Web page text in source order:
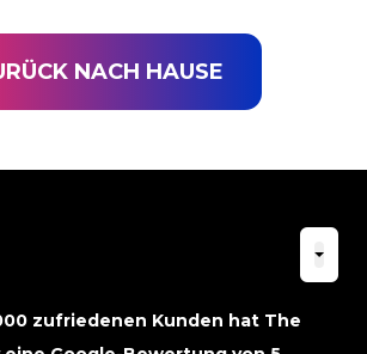
NACH HAUSE
zufriedenen Kunden hat The